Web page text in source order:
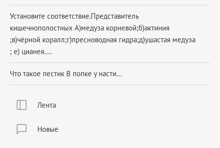
Лента
Новые
Установите соответствие.Представитель
кишечнополостных А)медуза корневой;б)актиния
;в)чёрной коралл;г)пресноводная гидра;д)ушастая медуза
; е) цианея....
Что такое пестик В попке у насти...